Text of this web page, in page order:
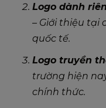
Logo dành
– Giới thiệu tại
quốc tế.
Logo truyền
trường hiện
chính thức.